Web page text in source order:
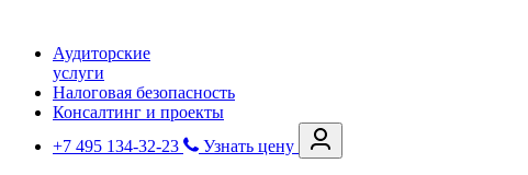
Аудиторские
услуги
Налоговая безопасность
Консалтинг и проекты
+7 495 134-32-23
Узнать цену